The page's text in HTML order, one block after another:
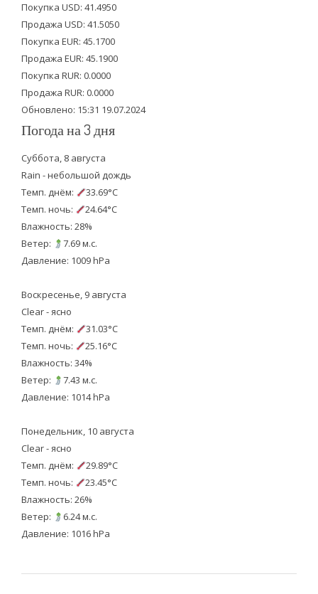
t
e
r
b
o
o
k
u
b
e
Покупка USD: 41.4950
Продажа USD: 41.5050
Покупка EUR: 45.1700
Продажа EUR: 45.1900
Покупка RUR: 0.0000
Продажа RUR: 0.0000
Обновлено: 15:31 19.07.2024
Погода на 3 дня
Суббота, 8 августа
Rain - небольшой дождь
Темп. днём:
33.69°C
Темп. ночь:
24.64°C
Влажность: 28%
Ветер:
7.69 м.с.
Давление: 1009 hPa
Воскресенье, 9 августа
Clear - ясно
Темп. днём:
31.03°C
Темп. ночь:
25.16°C
Влажность: 34%
Ветер:
7.43 м.с.
Давление: 1014 hPa
Понедельник, 10 августа
Clear - ясно
Темп. днём:
29.89°C
Темп. ночь:
23.45°C
Влажность: 26%
Ветер:
6.24 м.с.
Давление: 1016 hPa